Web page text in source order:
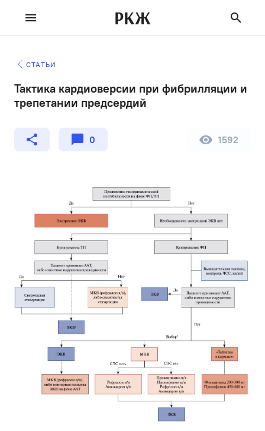
РКЖ
СТАТЬИ
Тактика кардиоверсии при фибрилляции и
трепетании предсердий
0 1592